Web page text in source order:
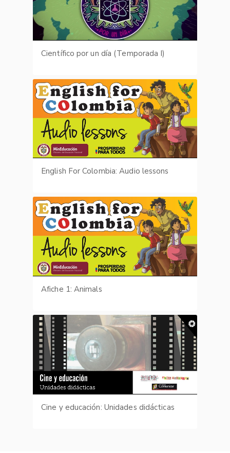
Científico por un día (Temporada I)
English For Colombia: Audio lessons
Afiche 1: Animals
Cine y educación: Unidades didácticas